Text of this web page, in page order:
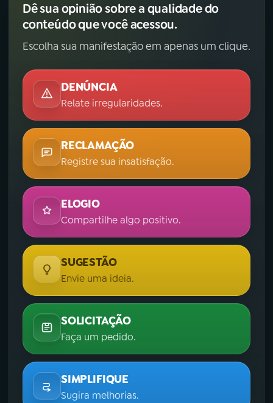
Dê sua opinião sobre a qualidade do
conteúdo que você acessou.
Escolha sua manifestação em apenas um clique.
DENÚNCIA
Relate irregularidades.
RECLAMAÇÃO
Registre sua insatisfação.
ELOGIO
Compartilhe algo positivo.
SUGESTÃO
Envie uma ideia.
SOLICITAÇÃO
Faça um pedido.
SIMPLIFIQUE
Sugira melhorias.